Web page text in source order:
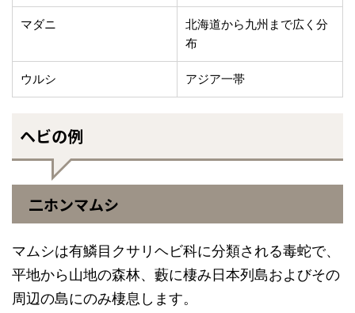
マダニ
北海道から九州まで広く分
布
ウルシ アジア一帯
ヘビの例
二ホンマムシ
マムシは有鱗目クサリヘビ科に分類される毒蛇で、
平地から山地の森林、藪に棲み日本列島およびその
周辺の島にのみ棲息します。